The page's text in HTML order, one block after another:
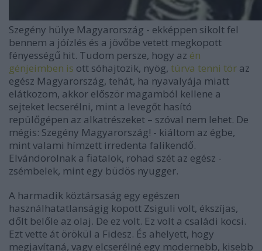
Szegény hülye Magyarország - ekképpen sikolt fel
bennem a jóízlés és a jövőbe vetett megkopott
fényességű hit. Tudom persze, hogy az én
génjeimben is ott sóhajtozik, nyög, túrva tenni tör az
egész Magyarország, tehát, ha nyavalyája miatt
elátkozom, akkor először magamból kellene a
sejteket lecserélni, mint a levegőt hasító
repülőgépen az alkatrészeket – szóval nem lehet. De
mégis: Szegény Magyarország! - kiáltom az égbe,
mint valami hímzett irredenta falikendő.
Elvándorolnak a fiatalok, rohad szét az egész -
zsémbelek, mint egy büdös nyugger.
A harmadik köztársaság egy egészen
használhatatlanságig kopott Zsiguli volt, ékszíjas,
dőlt belőle az olaj. De ez volt. Ez volt a családi kocsi.
Ezt vette át örökül a Fidesz. És ahelyett, hogy
megjavítaná, vagy elcserélné egy modernebb, kisebb